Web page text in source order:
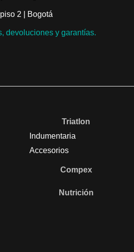
Triatlon
Indumentaria
Accesorios
Compex
Nutrición
2 | Bogotá
devoluciones y garantías.